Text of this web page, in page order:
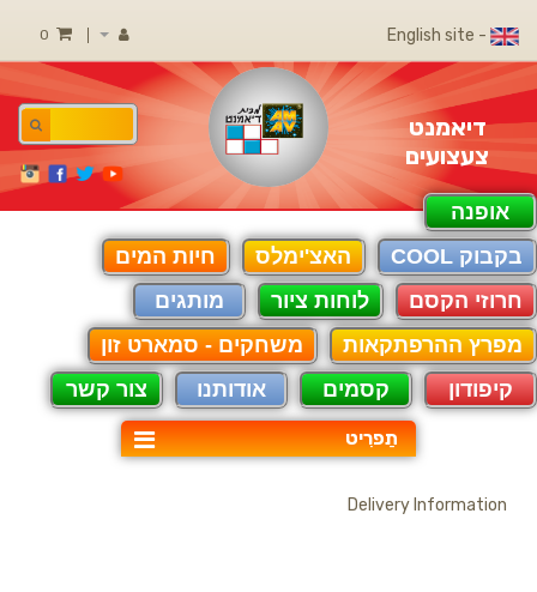
- English site
דיאמנט
צעצועים
אופנה
בקבוק COOL
האצ'ימלס
חיות המים
חרוזי הקסם
לוחות ציור
מותגים
מפרץ ההרפתקאות
משחקים - סמארט זון
קיפודון
קסמים אודותנו צור קשר
תַפרִיט
Delivery Information